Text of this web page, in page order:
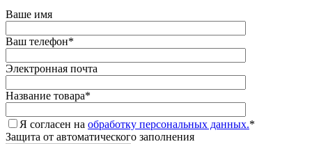
Ваше имя
Ваш телефон*
Электронная почта
Название товара*
Я согласен на обработку персональных данных.*
Защита от автоматического заполнения